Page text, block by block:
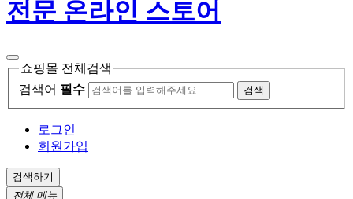
쇼핑몰 전체검색
검색어 필수 검색
로그인
회원가입
검색하기
전체 메뉴